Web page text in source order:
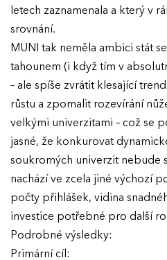
EFFIE
letech zaznamenala a který v
srovnání.
MUNI tak neměla ambici stát
tahounem (i když tím v
– ale spíše zvrátit klesající
růstu a zpomalit rozevírání
velkými univerzitami – což se
jasné, že konkurovat
soukromých univerzit nebude
nachází ve zcela jiné výchozí
počty přihlášek, vidina
investice potřebné pro další
Podrobné výsledky:
Primární cíl: